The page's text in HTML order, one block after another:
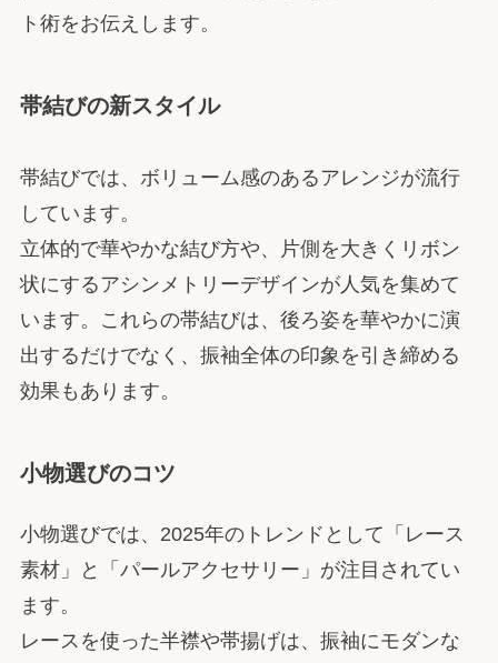
ト術をお伝えします。
帯結びの新スタイル
帯結びでは、ボリューム感のあるアレンジが流行
しています。
立体的で華やかな結び方や、片側を大きくリボン
状にするアシンメトリーデザインが人気を集めて
います。これらの帯結びは、後ろ姿を華やかに演
出するだけでなく、振袖全体の印象を引き締める
効果もあります。
小物選びのコツ
小物選びでは、2025年のトレンドとして「レース
素材」と「パールアクセサリー」が注目されてい
ます。
レースを使った半襟や帯揚げは、振袖にモダンな